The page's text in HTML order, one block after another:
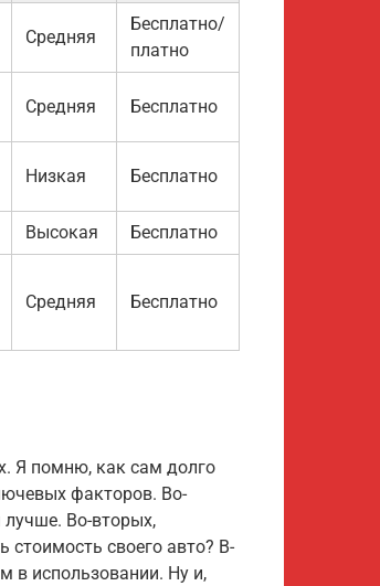
Средняя
Бесплатно/
платно
Средняя Бесплатно
Низкая Бесплатно
Высокая Бесплатно
Средняя Бесплатно
Я помню, как сам долго
факторов. Во-
лучше. Во-вторых,
стоимость своего авто? В-
в использовании. Ну и,